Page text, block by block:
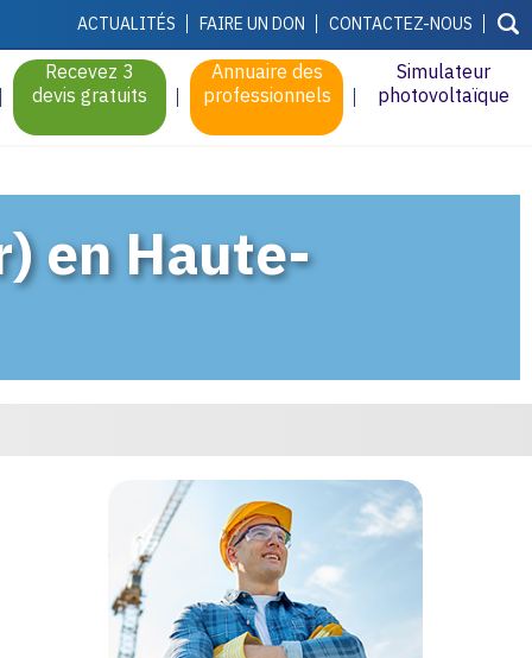
ACTUALITÉS FAIRE UN DON CONTACTEZ-NOUS
Recevez 3
devis gratuits
Annuaire des
professionnels
Simulateur
photovoltaïque
en Haute-